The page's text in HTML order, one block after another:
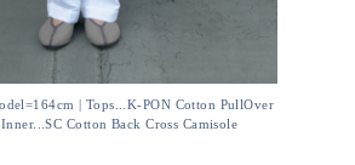
| Tops...K-PON Cotton PullOver
Cotton Back Cross Camisole